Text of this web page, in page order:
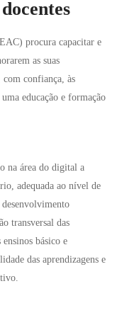
procura capacitar e
as suas
confiança, às
educação e formação
na área do digital a
adequada ao nível de
transversal das
básico e
das aprendizagens e